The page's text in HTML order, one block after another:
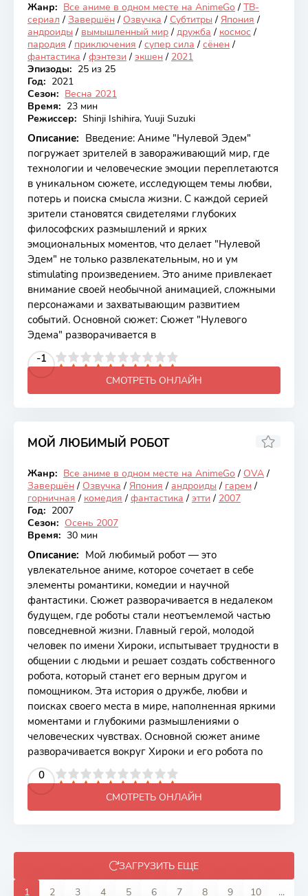
Закончен
Жанр: Все аниме в одном месте на AnimeGo / ТВ-
сериал / Завершён / Озвучка / Субтитры / Япония /
андроиды / вымышленный мир / дружба / космос /
пародия / приключения / супер сила / сёнен /
фантастика / фэнтези / экшен / 2021
Эпизоды: 25 из 25
Год: 2021
Сезон: Весна 2021
Время: 23 мин
Режиссер: Shinji Ishihira, Yuuji Suzuki
Описание: Введение: Аниме "Нулевой Эдем"
погружает зрителей в завораживающий мир, где
технологии и человеческие эмоции переплетаются
в уникальном сюжете, исследующем темы любви,
потерь и поиска смысла жизни. С каждой серией
зрители становятся свидетелями глубоких
философских размышлений и ярких
эмоциональных моментов, что делает "Нулевой
Эдем" не только развлекательным, но и ум
stimulating произведением. Это аниме привлекает
внимание своей необычной анимацией, сложными
персонажами и захватывающим развитием
событий. Основной сюжет: Сюжет "Нулевого
Эдема" разворачивается в
-1
4 5 6 7 8 9 10
СМОТРЕТЬ ОНЛАЙН
МОЙ ЛЮБИМЫЙ РОБОТ
Закончен
6.55
Жанр: Все аниме в одном месте на AnimeGo / OVA /
Завершён / Озвучка / Япония / андроиды / гарем /
горничная / комедия / фантастика / этти / 2007
Год: 2007
Сезон: Осень 2007
Время: 30 мин
Описание: Мой любимый робот — это
увлекательное аниме, которое сочетает в себе
элементы романтики, комедии и научной
фантастики. Сюжет разворачивается в недалеком
будущем, где роботы стали неотъемлемой частью
повседневной жизни. Главный герой, молодой
человек по имени Хироки, испытывает трудности в
общении с людьми и решает создать собственного
робота, который станет его верным другом и
помощником. Эта история о дружбе, любви и
поисках своего места в мире, наполненная яркими
моментами и глубокими размышлениями о
человеческих чувствах. Основной сюжет аниме
разворачивается вокруг Хироки и его робота по
0
4 5 6 7 8 9 10
СМОТРЕТЬ ОНЛАЙН
ЗАГРУЗИТЬ ЕЩЕ
1
2 3 4 5 6 7 8 9 10 ...